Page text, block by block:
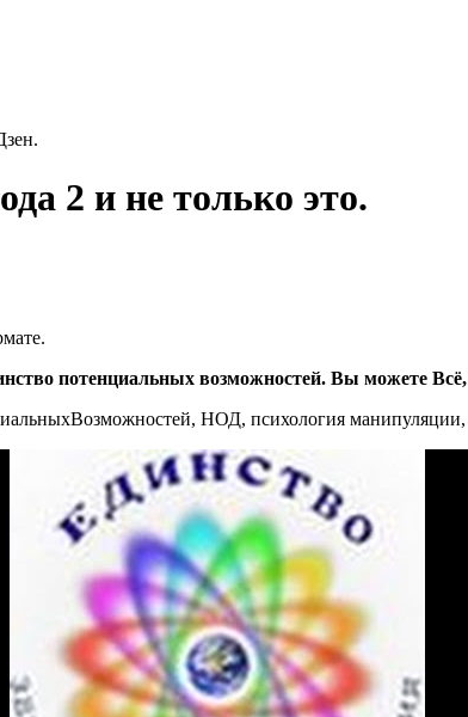
2 и не только это.
потенциальных возможностей. Вы можете
НОД, психология манипуляции,